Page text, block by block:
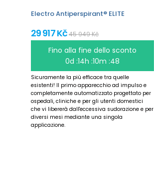
Electro Antiperspirant® ELITE
29 917 Kč45 949 Kč
Fino alla fine dello sconto
0d :14h :10m :47
Sicuramente la più efficace tra quelle
esistenti! Il primo apparecchio ad impulso e
completamente automatizzato progettato per
ospedali, cliniche e per gli utenti domestici
che vi libererà dall'eccessiva sudorazione e per
diversi mesi mediante una singola
applicazione.